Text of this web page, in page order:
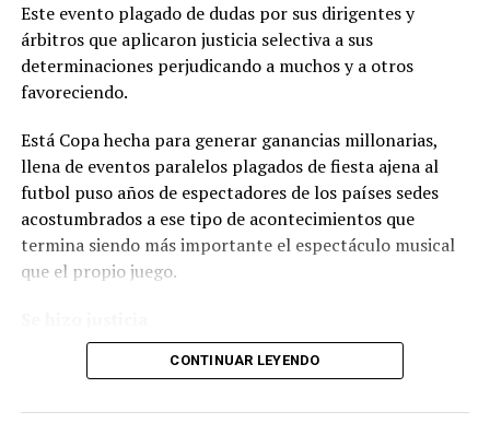
Este evento plagado de dudas por sus dirigentes y
árbitros que aplicaron justicia selectiva a sus
determinaciones perjudicando a muchos y a otros
favoreciendo.
Está Copa hecha para generar ganancias millonarias,
llena de eventos paralelos plagados de fiesta ajena al
futbol puso años de espectadores de los países sedes
acostumbrados a ese tipo de acontecimientos que
termina siendo más importante el espectáculo musical
que el propio juego.
De Cervantes a Picado, de Colón a Camilo José Cela,
la pelota, desde el dominio casi perfecto de un sistema,
CONTINUAR LEYENDO